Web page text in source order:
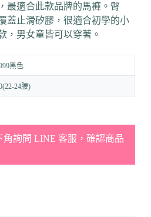
最適合此款品牌的馬褲。臀
蓋止滑矽膠，很適合初學的小
，男女童皆可以穿著。
黑色
24腰)
詢問 LINE 客服，確認商品